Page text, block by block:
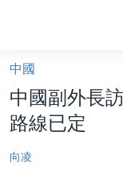
礙
鏈
接
跳
轉
美國大選2024
中國
中國副外長
路線已定
向凌